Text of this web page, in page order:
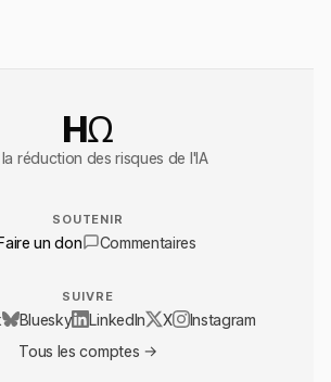
HΩ
réduction des risques de l'IA
SOUTENIR
un don Commentaires
SUIVRE
Bluesky LinkedIn X
Instagram
Tous les comptes →